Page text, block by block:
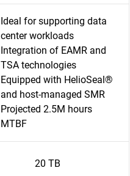
Ideal for supporting data
center workloads
Integration of EAMR and
TSA technologies
Equipped with HelioSeal®
and host-managed SMR
Projected 2.5M hours
MTBF
20 TB